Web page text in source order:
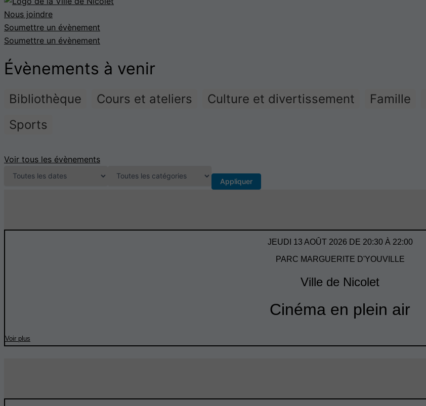
Nous joindre
Soumettre un évènement
Soumettre un évènement
Évènements à venir
Bibliothèque Cours et ateliers Culture et divertissement Famille
Sports
Voir tous les évènements
Appliquer
JEUDI 13 AOÛT 2026 DE 20:30 À 22:00
PARC MARGUERITE D'YOUVILLE
Ville de Nicolet
Cinéma en plein air
Voir plus